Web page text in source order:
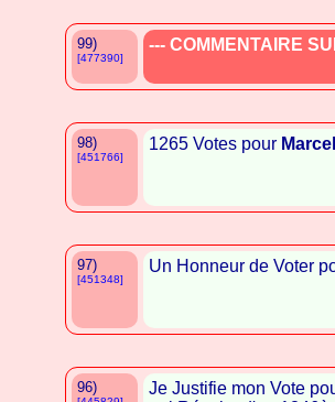
99)
[477390]
--- COMMENTAIRE
98)
[451766]
1265 Votes pour
97)
[451348]
Un Honneur de Voter
96)
Je Justifie mon Vote